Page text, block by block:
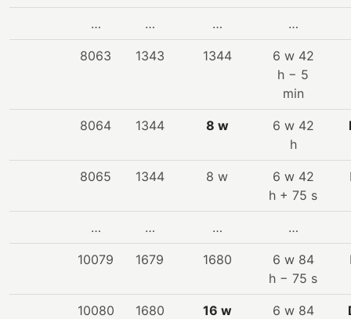
… … … …
8063 1343 1344
6 w 42
h − 5
min
8064 1344 8 w
6 w 42
h
8065 1344 8 w
6 w 42
h + 75 s
… … … …
10079 1679 1680
6 w 84
h − 75 s
10080 1680 16 w
6 w 84